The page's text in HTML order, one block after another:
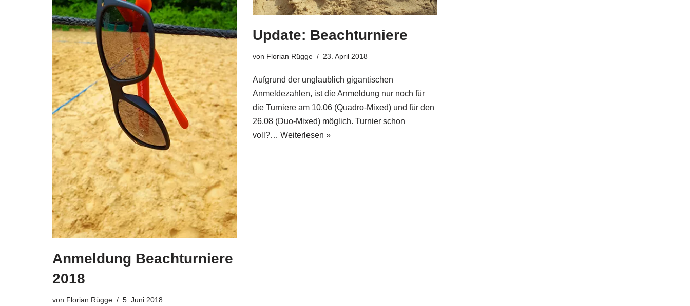
Anmeldung Beachturniere
2018
von Florian Rügge 5. Juni 2018
Update: Beachturniere
von Florian Rügge 23. April 2018
Aufgrund der unglaublich gigantischen
Anmeldezahlen, ist die Anmeldung nur noch für
die Turniere am 10.06 (Quadro-Mixed) und für den
26.08 (Duo-Mixed) möglich. Turnier schon
voll?… Weiterlesen »